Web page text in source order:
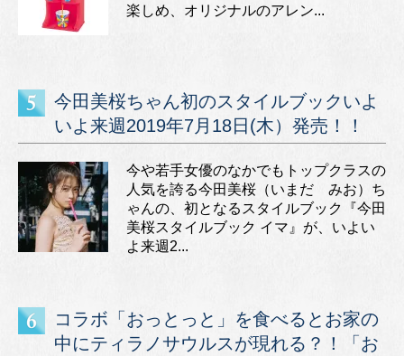
楽しめ、オリジナルのアレン...
今田美桜ちゃん初のスタイルブックいよ
いよ来週2019年7月18日(木）発売！！
今や若手女優のなかでもトップクラスの
人気を誇る今田美桜（いまだ みお）ち
ゃんの、初となるスタイルブック『今田
美桜スタイルブック イマ』が、いよい
よ来週2...
コラボ「おっとっと」を食べるとお家の
中にティラノサウルスが現れる？！「お